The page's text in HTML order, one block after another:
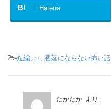
B! Hatena
-短編 r+ 洒落にならない怖い話
たかたか より: